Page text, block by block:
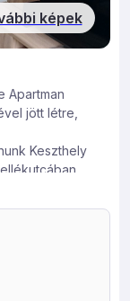
képek
Apartman
jött létre,
Keszthely
felújított
és világos
tértől és
kastélytól